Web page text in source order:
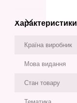
Характеристики
Країна виробник
Мова видання
Стан товару